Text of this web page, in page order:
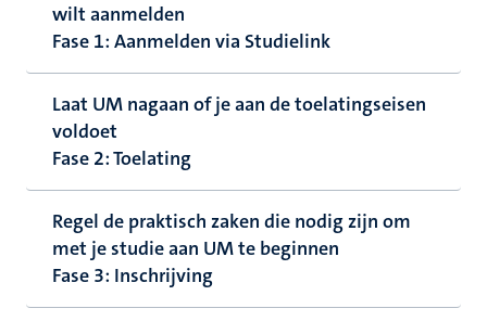
wilt aanmelden
Fase 1: Aanmelden via Studielink
Laat UM nagaan of je aan de toelatingseisen
voldoet
Fase 2: Toelating
Regel de praktisch zaken die nodig zijn om
met je studie aan UM te beginnen
Fase 3: Inschrijving